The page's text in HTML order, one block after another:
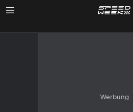
Werbung